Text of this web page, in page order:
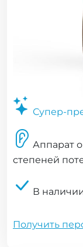
Супер-
Аппарат
степеней
В
Получить